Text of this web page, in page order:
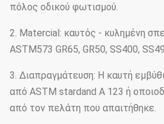
πόλος οδικού φωτισμού.
2. Matercial: καυτός - κυλημένη
ASTM573 GR65, GR50, SS400,
3. Διαπραγμάτευση: Η καυτή
από ASTM stardand Α 123 ή
από τον πελάτη που απαιτήθηκε.